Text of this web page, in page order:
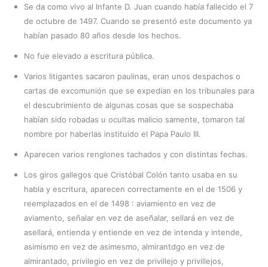
Se da como vivo al Infante D. Juan cuando había fallecido el 7
de octubre de 1497. Cuando se presentó este documento ya
habían pasado 80 años desde los hechos.
No fue elevado a escritura pública.
Varios litigantes sacaron paulinas, eran unos despachos o
cartas de excomunión que se expedían en los tribunales para
el descubrimiento de algunas cosas que se sospechaba
habían sido robadas u ocultas malicio samente, tomaron tal
nombre por haberlas instituido el Papa Paulo III.
Aparecen varios renglones tachados y con distintas fechas.
Los giros gallegos que Cristóbal Colón tanto usaba en su
habla y escritura, aparecen correctamente en el de 1506 y
reemplazados en el de 1498 : aviamiento en vez de
aviamento, señalar en vez de aseñalar, sellará en vez de
asellará, entienda y entiende en vez de intenda y intende,
asimismo en vez de asimesmo, almirantdgo en vez de
almirantado, privilegio en vez de privillejo y privillejos,